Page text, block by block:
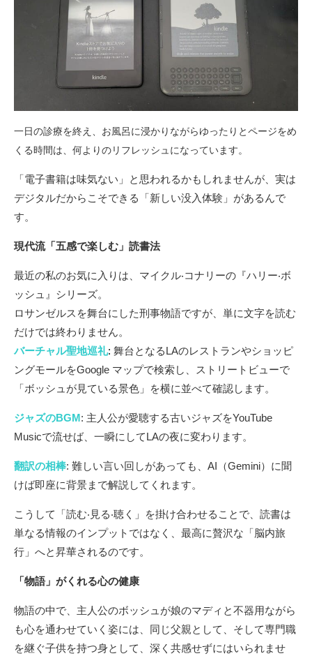
⼀⽇の診療を終え、お⾵呂に浸かりながらゆったりとページをめ
くる時間は、何よりのリフレッシュになっています。
「電⼦書籍は味気ない」と思われるかもしれませんが、実は
デジタルだからこそできる「新しい没⼊体験」があるんで
す。
現代流「五感で楽しむ」読書法
最近の私のお気に⼊りは、マイクル‧コナリーの『ハリー‧ボ
ッシュ』シリーズ。
ロサンゼルスを舞台にした刑事物語ですが、単に⽂字を読む
だけでは終わりません。
バーチャル聖地巡礼: 舞台となるLAのレストランやショッピ
ングモールをGoogle マップで検索し、ストリートビューで
「ボッシュが⾒ている景⾊」を横に並べて確認します。
ジャズのBGM: 主⼈公が愛聴する古いジャズをYouTube
Musicで流せば、⼀瞬にしてLAの夜に変わります。
翻訳の相棒: 難しい⾔い回しがあっても、AI（Gemini）に聞
けば即座に背景まで解説してくれます。
こうして「読む‧⾒る‧聴く」を掛け合わせることで、読書は
単なる情報のインプットではなく、最⾼に贅沢な「脳内旅
⾏」へと昇華されるのです。
「物語」がくれる⼼の健康
物語の中で、主⼈公のボッシュが娘のマディと不器⽤ながら
も⼼を通わせていく姿には、同じ⽗親として、そして専⾨職
を継ぐ⼦供を持つ⾝として、深く共感せずにはいられませ